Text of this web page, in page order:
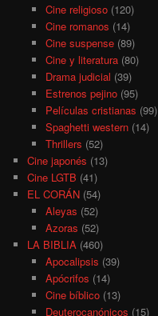
Cine religioso(120)
Cine romanos (14)
Cine suspense(89)
Cine y literatura(80)
Drama judicial (39)
Estrenos pejino(95)
Películas cristianas (99)
Spaghetti western(14)
Thrillers (52)
Cine japonés (13)
Cine LGTB (41)
EL CORÁN (54)
Aleyas (52)
Azoras (52)
LA BIBLIA (460)
Apocalipsis (39)
Apócrifos (14)
Cine bíblico(13)
Deuterocanónicos (15)